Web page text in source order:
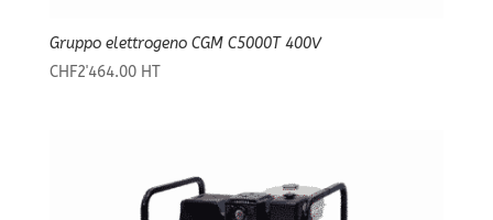
Gruppo elettrogeno CGM C5000T 400V
CHF2'464.00 HT